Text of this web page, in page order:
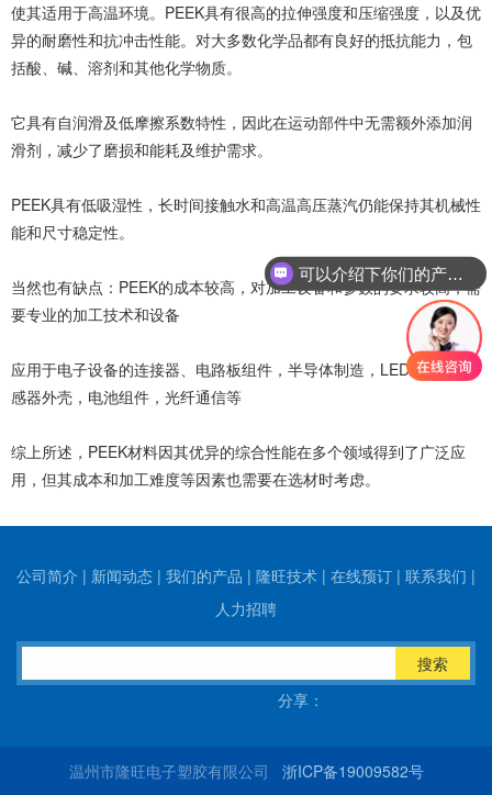
使其适用于高温环境。PEEK具有很高的拉伸强度和压缩强度，以及优
异的耐磨性和抗冲击性能。对大多数化学品都有良好的抵抗能力，包
括酸、碱、溶剂和其他化学物质。
它具有自润滑及低摩擦系数特性，因此在运动部件中无需额外添加润
滑剂，减少了磨损和能耗及维护需求。
PEEK具有低吸湿性，长时间接触水和高温高压蒸汽仍能保持其机械性
能和尺寸稳定性。
当然也有缺点：PEEK的成本较高，对加工设备和参数的要求较高，需
要专业的加工技术和设备
应用于电子设备的连接器、电路板组件，半导体制造，LED封装，传
感器外壳，电池组件，光纤通信等
综上所述，PEEK材料因其优异的综合性能在多个领域得到了广泛应
用，但其成本和加工难度等因素也需要在选材时考虑。
公司简介 | 新闻动态 | 我们的产品 | 隆旺技术 | 在线预订 | 联系我们 |
人力招聘
搜索
分享：
温州市隆旺电子塑胶有限公司 浙ICP备19009582号
可以介绍下你们的产品么